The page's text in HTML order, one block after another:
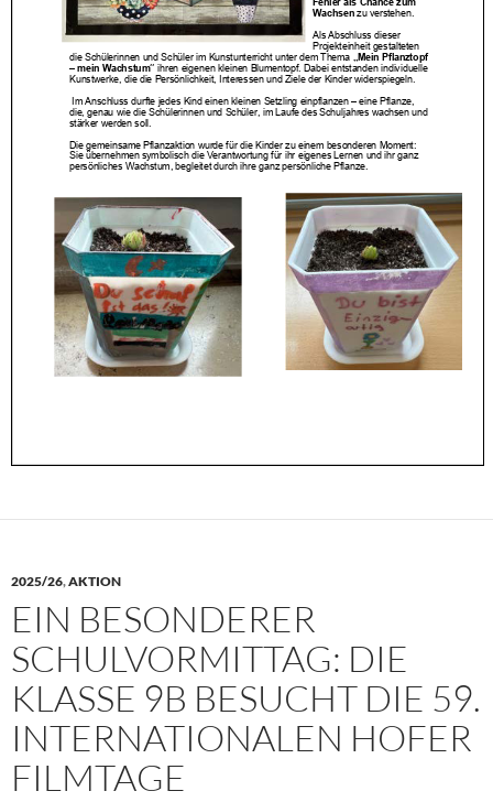
2025/26,AKTION
EIN BESONDERER
SCHULVORMITTAG: DIE
KLASSE 9B BESUCHT DIE 59.
INTERNATIONALEN HOFER
FILMTAGE